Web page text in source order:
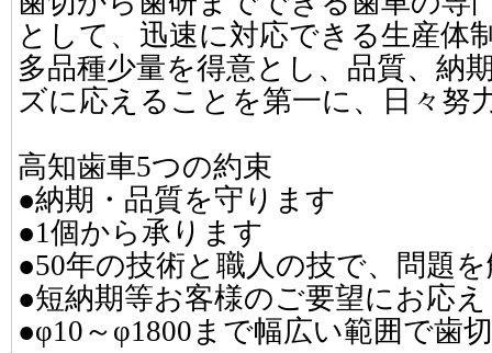
として、迅速に対応できる生産体
多品種少量を得意とし、品質、納
ズに応えることを第一に、日々努
高知歯車5つの約束
●納期・品質を守ります
●1個から承ります
●50年の技術と職人の技で、問題
●短納期等お客様のご要望にお応
●φ10～φ1800まで幅広い範囲で歯